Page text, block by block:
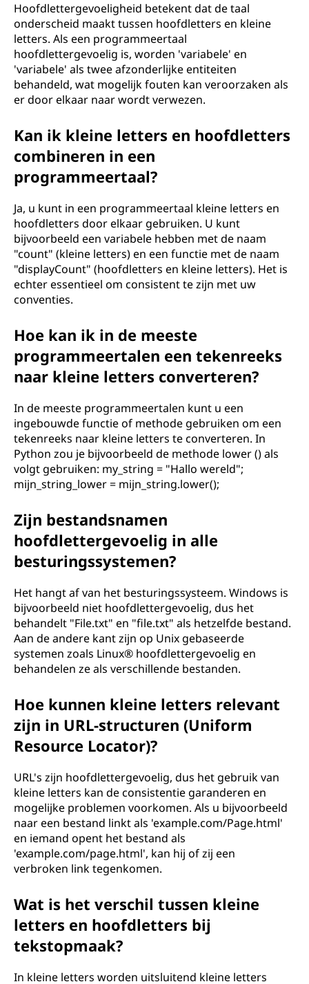
Hoofdlettergevoeligheid betekent dat de taal
onderscheid maakt tussen hoofdletters en kleine
letters. Als een programmeertaal
hoofdlettergevoelig is, worden 'variabele' en
'variabele' als twee afzonderlijke entiteiten
behandeld, wat mogelijk fouten kan veroorzaken als
er door elkaar naar wordt verwezen.
Kan ik kleine letters en hoofdletters
combineren in een
programmeertaal?
Ja, u kunt in een programmeertaal kleine letters en
hoofdletters door elkaar gebruiken. U kunt
bijvoorbeeld een variabele hebben met de naam
"count" (kleine letters) en een functie met de naam
"displayCount" (hoofdletters en kleine letters). Het is
echter essentieel om consistent te zijn met uw
conventies.
Hoe kan ik in de meeste
programmeertalen een tekenreeks
naar kleine letters converteren?
In de meeste programmeertalen kunt u een
ingebouwde functie of methode gebruiken om een
tekenreeks naar kleine letters te converteren. In
Python zou je bijvoorbeeld de methode lower () als
volgt gebruiken: my_string = "Hallo wereld";
mijn_string_lower = mijn_string.lower();
Zijn bestandsnamen
hoofdlettergevoelig in alle
besturingssystemen?
Het hangt af van het besturingssysteem. Windows is
bijvoorbeeld niet hoofdlettergevoelig, dus het
behandelt "File.txt" en "file.txt" als hetzelfde bestand.
Aan de andere kant zijn op Unix gebaseerde
systemen zoals Linux® hoofdlettergevoelig en
behandelen ze als verschillende bestanden.
Hoe kunnen kleine letters relevant
zijn in URL-structuren (Uniform
Resource Locator)?
URL's zijn hoofdlettergevoelig, dus het gebruik van
kleine letters kan de consistentie garanderen en
mogelijke problemen voorkomen. Als u bijvoorbeeld
naar een bestand linkt als 'example.com/Page.html'
en iemand opent het bestand als
'example.com/page.html', kan hij of zij een
verbroken link tegenkomen.
Wat is het verschil tussen kleine
letters en hoofdletters bij
tekstopmaak?
In kleine letters worden uitsluitend kleine letters